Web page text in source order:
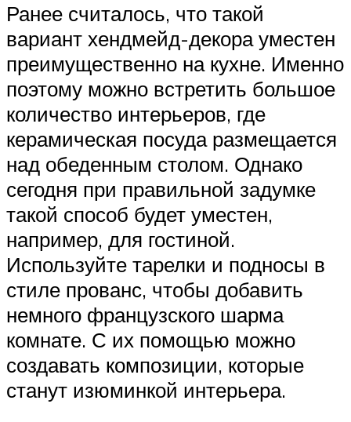
Ранее считалось, что такой
вариант хендмейд-декора уместен
преимущественно на кухне. Именно
поэтому можно встретить большое
количество интерьеров, где
керамическая посуда размещается
над обеденным столом. Однако
сегодня при правильной задумке
такой способ будет уместен,
например, для гостиной.
Используйте тарелки и подносы в
стиле прованс, чтобы добавить
немного французского шарма
комнате. С их помощью можно
создавать композиции, которые
станут изюминкой интерьера.